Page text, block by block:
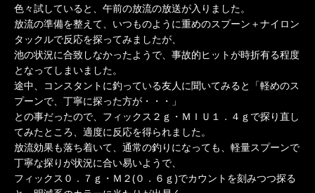
色々試していると、午前の放流の放送が入りました。
放流の準備を整えて、いつものように重めのスプーン＋ナイロン
タックルで反応を探ってみましたが、
池の状況に合致しなかったようで、事故的ヒットが時折有る程度
となってしまいました。
途中、コンスタントに釣っている友人に聞いてみると「軽めのス
プーンで、丁寧に探った方が・・・」
との事だったので、フィックス２ｇ・ＭＩＵ１．４ｇで探り直し
てみたところ、適度に反応を得られました。
放流効果も落ち着いて、通常の釣りになっても、軽量スプーンで
丁寧な探りが状況に合い易いようで、
フィックス０．７ｇ・Ｍ２(０．６ｇ)でカウントを刻みつつ探る